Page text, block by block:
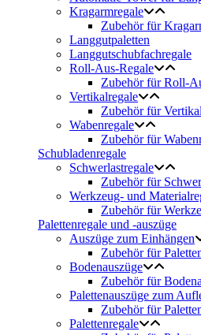
Kragarmregale
Zubehör für
Langgutpaletten
Langgutschubfachregale
Roll-Aus-Regale
Zubehör für Roll-
Vertikalregale
Zubehör für
Wabenregale
Zubehör für
Schubladenregale
Schwerlastregale
Zubehör für
Werkzeug- und
Zubehör für
Palettenregale und -auszüge
Auszüge zum Einhängen
Zubehör für
Bodenauszüge
Zubehör für
Palettenauszüge zum
Zubehör für
Palettenregale